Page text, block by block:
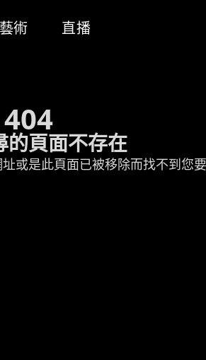
術 直播
404
的頁面不存在
或是此頁面已被移除而找不到您